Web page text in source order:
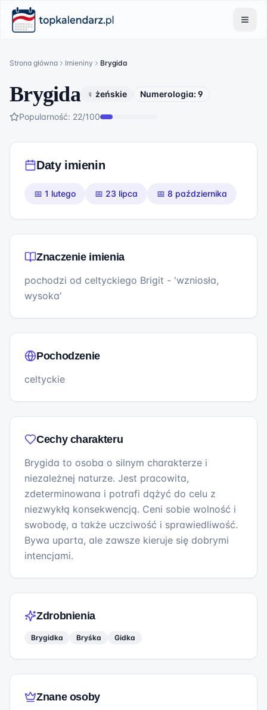
Strona główna Imieniny Brygida
Brygida ♀ żeńskie Numerologia: 9
Popularność: 22/100
Daty imienin
📅 1 lutego 📅 23 lipca 📅 8 października
Znaczenie imienia
pochodzi od celtyckiego Brigit - 'wzniosła,
wysoka'
Pochodzenie
celtyckie
Cechy charakteru
Brygida to osoba o silnym charakterze i
niezależnej naturze. Jest pracowita,
zdeterminowana i potrafi dążyć do celu z
niezwykłą konsekwencją. Ceni sobie wolność i
swobodę, a także uczciwość i sprawiedliwość.
Bywa uparta, ale zawsze kieruje się dobrymi
intencjami.
Zdrobnienia
Brygidka Bryśka Gidka
Znane osoby